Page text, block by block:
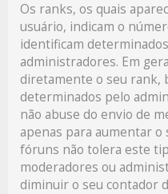
Os ranks, os quais
usuário, indicam o
identificam
administradores. Em
diretamente o seu rank,
determinados pelo
não abuse do envio de
apenas para aumentar
fóruns não tolera este
moderadores ou
diminuir o seu contador